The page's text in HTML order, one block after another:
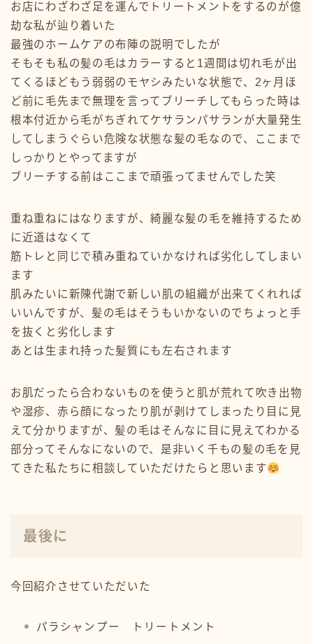
お店にわざわざ足を運んでトリートメントをするのが億
劫な私が辿り着いた
最強のホームケアの布陣の説明でしたが
そもそも私の髪の毛はカラーすると1週間は切れ毛が出
てくるほどもう弱弱のモヤシみたいな状態で、2ヶ月ほ
ど前に毛先まで無理を言ってブリーチしてもらった時は
根本付近から毛がちぎれてケサランパサランが大量発生
してしまうぐらい危険な状態な髪の毛なので、ここまで
しっかりとやってますが
ブリーチする前はここまで頑張ってませんでした笑
重ね重ねにはなりますが、綺麗な髪の毛を維持するため
に近道はなくて
筋トレと同じで積み重ねていかなければ劣化してしまい
ます
肌みたいに新陳代謝で新しい肌の組織が出来てくれれば
いいんですが、髪の毛はそうもいかないのでちょっと手
を抜くと劣化します
あとは生まれ持った髪質にも左右されます
お肌だったら合わないものを使うと肌が荒れて吹き出物
や湿疹、赤ら顔になったり肌が剥けてしまったり目に見
えて分かりますが、髪の毛はそんなに目に見えてわかる
部分ってそんなにないので、是非いく千もの髪の毛を見
てきた私たちに相談していただけたらと思います
最後に
今回紹介させていただいた
パラシャンプー トリートメント